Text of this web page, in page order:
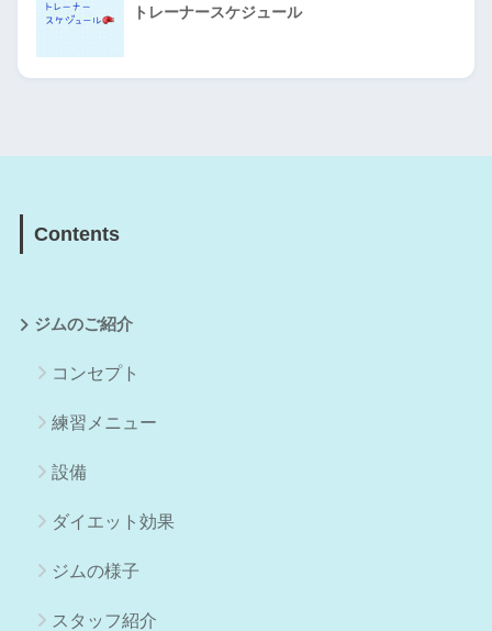
トレーナースケジュール
Contents
ジムのご紹介
コンセプト
練習メニュー
設備
ダイエット効果
ジムの様子
スタッフ紹介